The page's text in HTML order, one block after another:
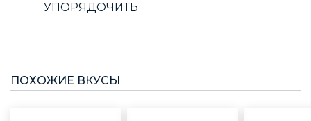
УПОРЯДОЧИТЬ
ПОХОЖИЕ ВКУСЫ